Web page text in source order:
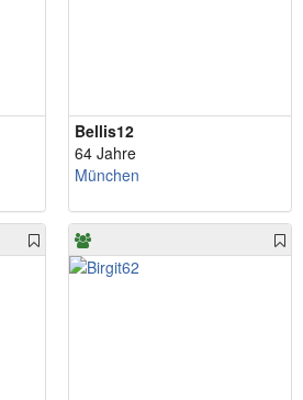
Bellis12
64 Jahre
München